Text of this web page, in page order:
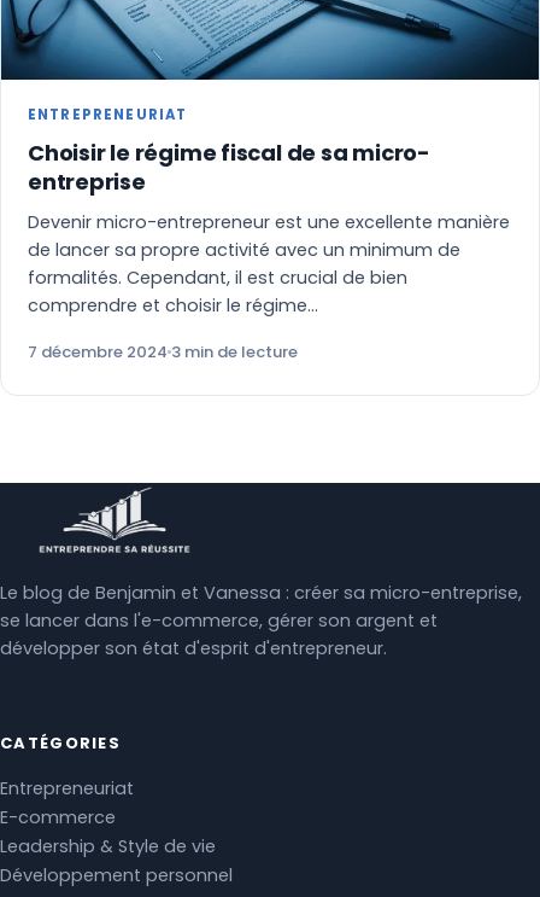
ENTREPRENEURIAT
Choisir le régime fiscal de sa micro-
entreprise
Devenir micro-entrepreneur est une excellente manière
de lancer sa propre activité avec un minimum de
formalités. Cependant, il est crucial de bien
comprendre et choisir le régime…
7 décembre 2024 3 min de lecture
Le blog de Benjamin et Vanessa : créer sa micro-entreprise,
se lancer dans l'e-commerce, gérer son argent et
développer son état d'esprit d'entrepreneur.
CATÉGORIES
Entrepreneuriat
E-commerce
Leadership & Style de vie
Développement personnel